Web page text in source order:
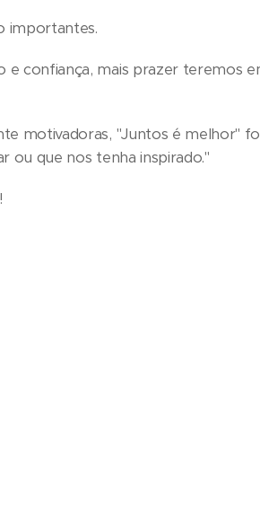
importantes.
confiança, mais prazer teremos
motivadoras, "Juntos é melhor"
ou que nos tenha inspirado."